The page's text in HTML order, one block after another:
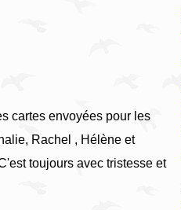
cartes envoyées pour les
Rachel , Hélène et
toujours avec tristesse et